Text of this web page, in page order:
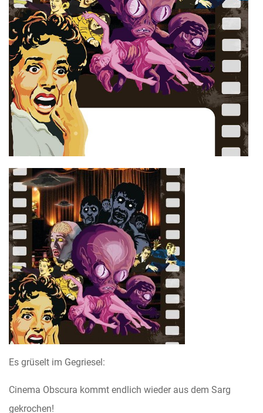
Es grüselt im Gegriesel:
Cinema Obscura kommt endlich wieder aus dem Sarg
gekrochen!